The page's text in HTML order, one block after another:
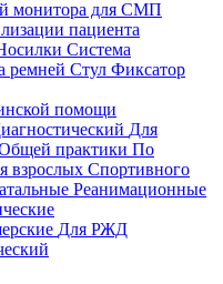
монитора для СМП
пациента
Система
ремней Стул Фиксатор
помощи
Для
практики По
взрослых Спортивного
Реанимационные
Для РЖД